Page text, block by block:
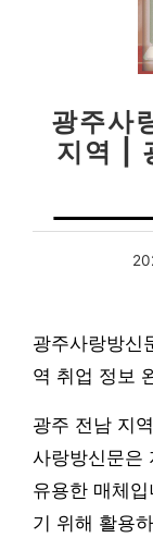
광주사
지역 |
광주사랑방신
역 취업 정보
광주 전남 지
사랑방신문은
유용한 매체
기 위해 활용